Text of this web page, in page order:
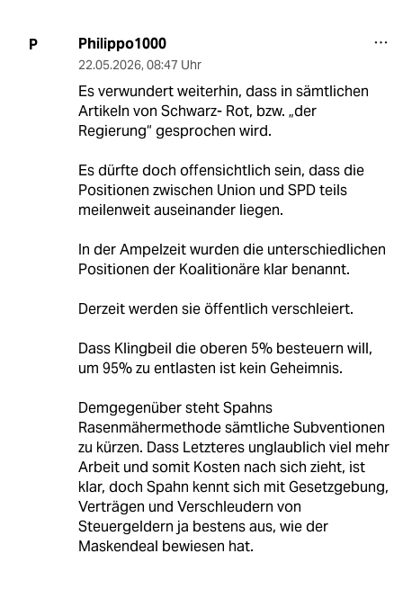
P Philippo1000
22.05.2026, 08:47 Uhr
Es verwundert weiterhin, dass in sämtlichen
Artikeln von Schwarz- Rot, bzw. „der
Regierung“ gesprochen wird.
Es dürfte doch offensichtlich sein, dass die
Positionen zwischen Union und SPD teils
meilenweit auseinander liegen.
In der Ampelzeit wurden die unterschiedlichen
Positionen der Koalitionäre klar benannt.
Derzeit werden sie öffentlich verschleiert.
Dass Klingbeil die oberen 5% besteuern will,
um 95% zu entlasten ist kein Geheimnis.
Demgegenüber steht Spahns
Rasenmähermethode sämtliche Subventionen
zu kürzen. Dass Letzteres unglaublich viel mehr
Arbeit und somit Kosten nach sich zieht, ist
klar, doch Spahn kennt sich mit Gesetzgebung,
Verträgen und Verschleudern von
Steuergeldern ja bestens aus, wie der
Maskendeal bewiesen hat.